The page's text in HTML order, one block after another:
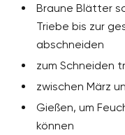
Braune Blätter
Triebe bis zur
abschneiden
zum Schneiden
zwischen März
Gießen, um
können